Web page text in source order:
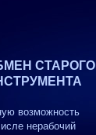
СТАРОГО
возможность
нерабочий